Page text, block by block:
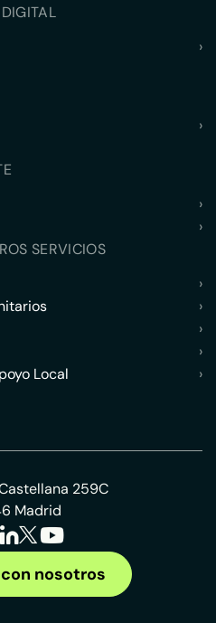
›
›
›
›
SERVICIOS
›
›
›
›
Local
›
259C
Madrid
nosotros